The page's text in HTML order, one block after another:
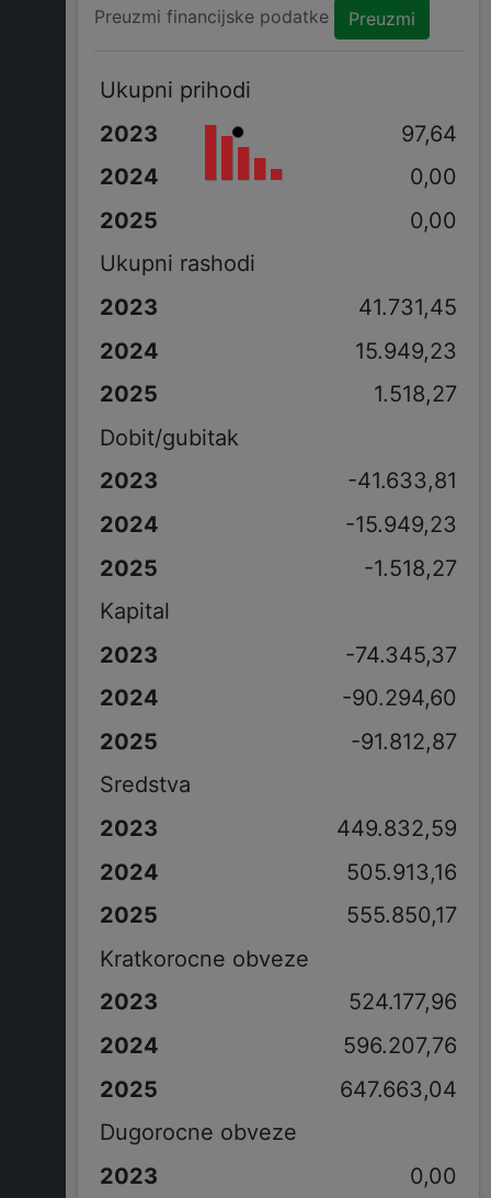
Preuzmi financijske podatke Preuzmi
Ukupni prihodi
97,64
0,00
0,00
Ukupni rashodi
41.731,45
15.949,23
1.518,27
Dobit/gubitak
-41.633,81
-15.949,23
-1.518,27
Kapital
-74.345,37
-90.294,60
-91.812,87
Sredstva
449.832,59
505.913,16
555.850,17
Kratkorocne obveze
524.177,96
596.207,76
647.663,04
Dugorocne obveze
0,00